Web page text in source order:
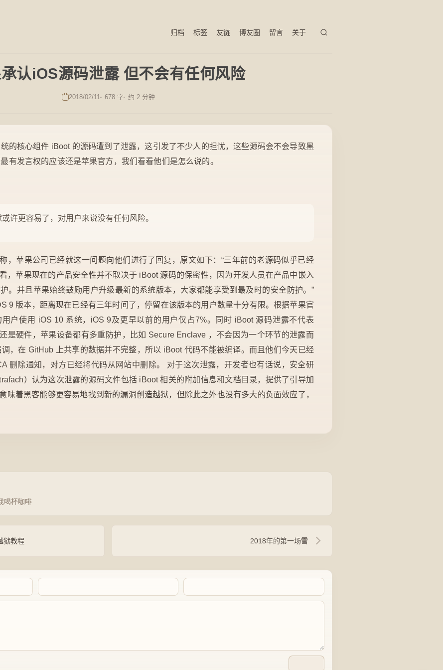
归档 标签 友链 博友圈 留言 关于
认iOS源码泄露 但不会有任何风险
2018/02/11 678 字 约 2 分钟
的核心组件 iBoot 的源码遭到了泄露，这引发了不少人的担忧，这些源码会不会导致黑
有发言权的应该还是苹果官方，我们看看他们是怎么说的。
许更容易了，对用户来说没有任何风险。
，苹果公司已经就这一问题向他们进行了回复，原文如下：“三年前的老源码似乎已经
，苹果现在的产品安全性并不取决于 iBoot 源码的保密性，因为开发人员在产品中嵌入
。并且苹果始终鼓励用户升级最新的系统版本，大家都能享受到最及时的安全防护。”
9 版本，距离现在已经有三年时间了，停留在该版本的用户数量十分有限。根据苹果官
户使用 iOS 10 系统，iOS 9及更早以前的用户仅占7%。同时 iBoot 源码泄露不代表
是硬件，苹果设备都有多重防护，比如 Secure Enclave ，不会因为一个环节的泄露而
，在 GitHub 上共享的数据并不完整，所以 iBoot 代码不能被编译。而且他们今天已经
删除通知，对方已经将代码从网站中删除。 对于这次泄露，开发者也有话说，安全研
）认为这次泄露的源码文件包括 iBoot 相关的附加信息和文档目录，提供了引导加
味着黑客能够更容易地找到新的漏洞创造越狱，但除此之外也没有多大的负面效应了，
喝杯咖啡
狱教程 2018年的第一场雪